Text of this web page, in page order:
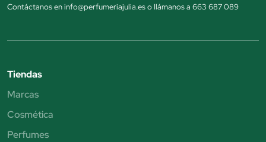
Contáctanos en info@perfumeriajulia.es o llámanos a 663 687 089
Tiendas
Marcas
Cosmética
Perfumes